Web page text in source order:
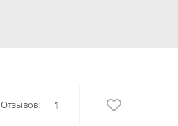
Отзывов: 1